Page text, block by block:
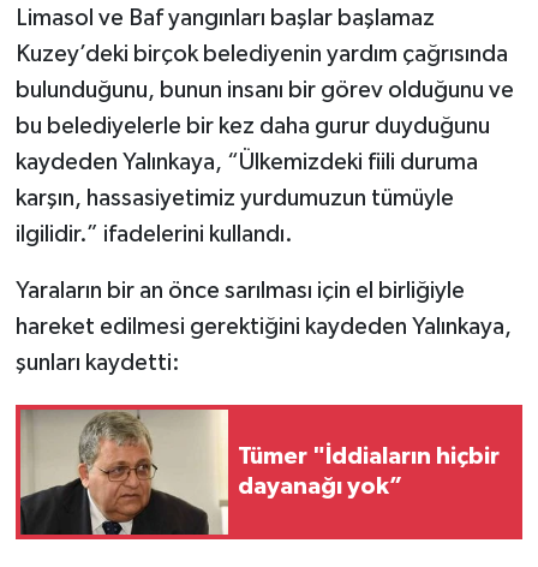
Limasol ve Baf yangınları başlar başlamaz
Kuzey’deki birçok belediyenin yardım çağrısında
bulunduğunu, bunun insanı bir görev olduğunu ve
bu belediyelerle bir kez daha gurur duyduğunu
kaydeden Yalınkaya, “Ülkemizdeki fiili duruma
karşın, hassasiyetimiz yurdumuzun tümüyle
ilgilidir.” ifadelerini kullandı.
Yaraların bir an önce sarılması için el birliğiyle
hareket edilmesi gerektiğini kaydeden Yalınkaya,
şunları kaydetti:
Tümer "İddiaların hiçbir
dayanağı yok”